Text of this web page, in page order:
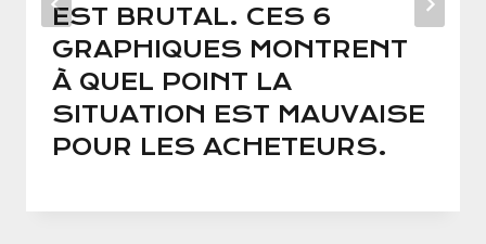
EST BRUTAL. CES 6
GRAPHIQUES MONTRENT
À QUEL POINT LA
SITUATION EST MAUVAISE
POUR LES ACHETEURS.